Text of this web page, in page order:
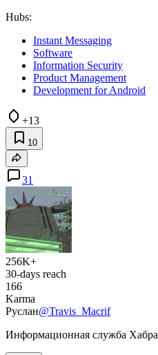
Hubs:
Instant Messaging
Software
Information Security
Product Management
Development for Android
+13
10
31
256K+
30-days reach
166
Karma
Руслан@Travis_Macrif
Информационная служба Хабра